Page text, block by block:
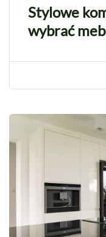
Stylowe
wybrać